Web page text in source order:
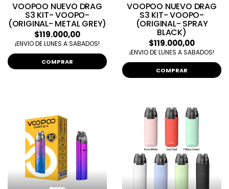
VOOPOO NUEVO DRAG
S3 KIT- VOOPO-
(ORIGINAL- METAL GREY)
$119.000,00
¡ENVIO DE LUNES A SABADOS!
COMPRAR
VOOPOO NUEVO DRAG
S3 KIT- VOOPO-
(ORIGINAL- SPRAY
BLACK)
$119.000,00
¡ENVIO DE LUNES A SABADOS!
COMPRAR